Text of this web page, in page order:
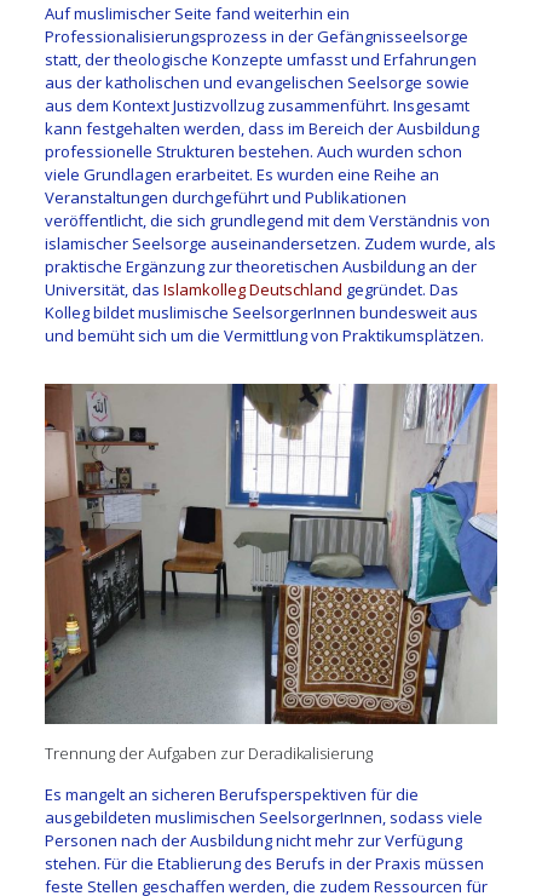
Auf muslimischer Seite fand weiterhin ein
Professionalisierungsprozess in der Gefängnisseelsorge
statt, der theologische Konzepte umfasst und Erfahrungen
aus der katholischen und evangelischen Seelsorge sowie
aus dem Kontext Justizvollzug zusammenführt. Insgesamt
kann festgehalten werden, dass im Bereich der Ausbildung
professionelle Strukturen bestehen. Auch wurden schon
viele Grundlagen erarbeitet. Es wurden eine Reihe an
Veranstaltungen durchgeführt und Publikationen
veröffentlicht, die sich grundlegend mit dem Verständnis von
islamischer Seelsorge auseinandersetzen. Zudem wurde, als
praktische Ergänzung zur theoretischen Ausbildung an der
Universität, das Islamkolleg Deutschland gegründet. Das
Kolleg bildet muslimische SeelsorgerInnen bundesweit aus
und bemüht sich um die Vermittlung von Praktikumsplätzen.
Trennung der Aufgaben zur Deradikalisierung
Es mangelt an sicheren Berufsperspektiven für die
ausgebildeten muslimischen SeelsorgerInnen, sodass viele
Personen nach der Ausbildung nicht mehr zur Verfügung
stehen. Für die Etablierung des Berufs in der Praxis müssen
feste Stellen geschaffen werden, die zudem Ressourcen für